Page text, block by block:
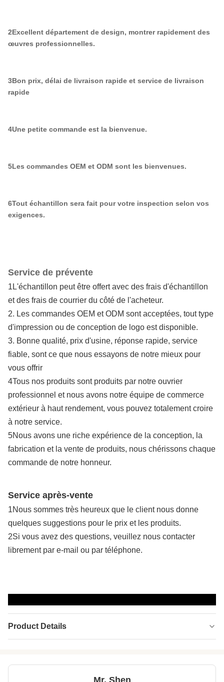
2Excellent département de design, montrer rapidement des
œuvres professionnelles.
3Bon prix, délai de livraison rapide et service de livraison
rapide
4Une petite commande est la bienvenue.
5Les commandes OEM et ODM sont les bienvenues.
6Tout échantillon sera fait pour votre inspection selon vos
exigences.
Service de prévente
1L'échantillon peut être offert avec des frais d'échantillon
et des frais de courrier du côté de l'acheteur.
2. Les commandes OEM et ODM sont acceptées, tout type
d'impression ou de conception de logo est disponible.
3. Bonne qualité, prix d'usine, réponse rapide, service
fiable, sont ce que nous essayons de notre mieux pour
vous offrir
4Tous nos produits sont produits par notre ouvrier
professionnel et nous avons notre équipe de commerce
extérieur à haut rendement, vous pouvez totalement croire
à notre service.
5Nous avons une riche expérience de la conception, la
fabrication et la vente de produits, nous chérissons chaque
commande de notre honneur.
Service après-vente
1Nous sommes très heureux que le client nous donne
quelques suggestions pour le prix et les produits.
2Si vous avez des questions, veuillez nous contacter
librement par e-mail ou par téléphone.
Product Details
Material: Le néoprène,